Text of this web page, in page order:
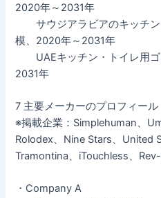
2020年～2031年
サウジアラビアのキッチン
模、2020年～2031年
UAEキッチン・トイレ用ゴ
2031年
7 主要メーカーのプロフィール
※掲載企業：Simplehuman、
Rolodex、Nine Stars、United
Tramontina、iTouchless、
・Company A